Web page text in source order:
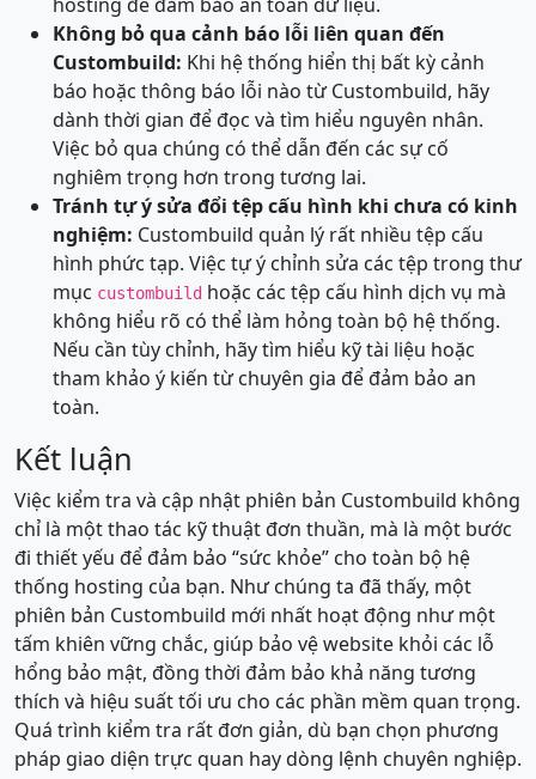
Không bỏ qua cảnh báo lỗi liên quan đến
Custombuild: Khi hệ thống hiển thị bất kỳ cảnh
báo hoặc thông báo lỗi nào từ Custombuild, hãy
dành thời gian để đọc và tìm hiểu nguyên nhân.
Việc bỏ qua chúng có thể dẫn đến các sự cố
nghiêm trọng hơn trong tương lai.
Tránh tự ý sửa đổi tệp cấu hình khi chưa có kinh
nghiệm: Custombuild quản lý rất nhiều tệp cấu
hình phức tạp. Việc tự ý chỉnh sửa các tệp trong thư
mục custombuild hoặc các tệp cấu hình dịch vụ mà
không hiểu rõ có thể làm hỏng toàn bộ hệ thống.
Nếu cần tùy chỉnh, hãy tìm hiểu kỹ tài liệu hoặc
tham khảo ý kiến từ chuyên gia để đảm bảo an
toàn.
Kết luận
Việc kiểm tra và cập nhật phiên bản Custombuild không
chỉ là một thao tác kỹ thuật đơn thuần, mà là một bước
đi thiết yếu để đảm bảo “sức khỏe” cho toàn bộ hệ
thống hosting của bạn. Như chúng ta đã thấy, một
phiên bản Custombuild mới nhất hoạt động như một
tấm khiên vững chắc, giúp bảo vệ website khỏi các lỗ
hổng bảo mật, đồng thời đảm bảo khả năng tương
thích và hiệu suất tối ưu cho các phần mềm quan trọng.
Quá trình kiểm tra rất đơn giản, dù bạn chọn phương
pháp giao diện trực quan hay dòng lệnh chuyên nghiệp.